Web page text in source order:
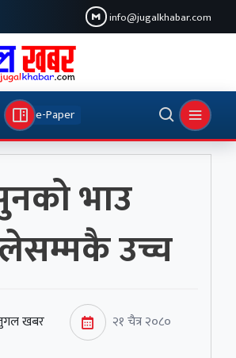
info@jugalkhabar.com
e-Paper
भाउ
उच्च
खबर २१ चैत्र २०८०